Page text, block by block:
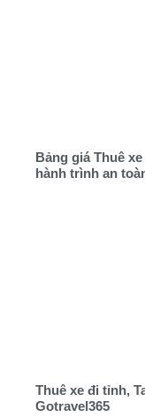
Bảng giá Thuê
hành trình an
Thuê xe đi tỉnh,
Gotravel365